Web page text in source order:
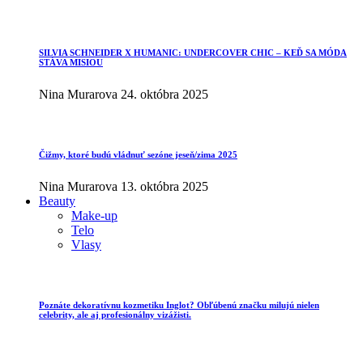
SILVIA SCHNEIDER X HUMANIC: UNDERCOVER CHIC – KEĎ SA MÓDA
STÁVA MISIOU
Nina Murarova 24. októbra 2025
Čižmy, ktoré budú vládnuť sezóne jeseň/zima 2025
Nina Murarova 13. októbra 2025
Beauty
Make-up
Telo
Vlasy
Poznáte dekoratívnu kozmetiku Inglot? Obľúbenú značku milujú nielen
celebrity, ale aj profesionálny vizážisti.